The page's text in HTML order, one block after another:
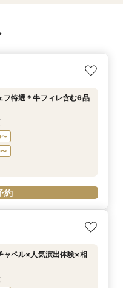
フ特選＊牛フィレ含む6品
約
ャペル×人気演出体験×相